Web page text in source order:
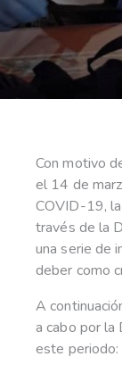
Con motivo
el 14 de
COVID-19,
través de la
una serie de
deber como
A
a cabo por la
este periodo: